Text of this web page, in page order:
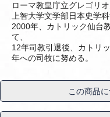
ローマ教皇庁立グレゴリ
上智大学文学部日本史学
2000年、カトリック仙台
て、
12年司教引退後、カトリ
年への司牧に努める。
この商品